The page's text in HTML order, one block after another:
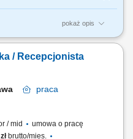
pokaż opis
ogarnie kilka obszarów
opiekę administracyjną nad
lubiącego
/ Recepcjonista
praca
/ mid
umowa o pracę
brutto/mies.